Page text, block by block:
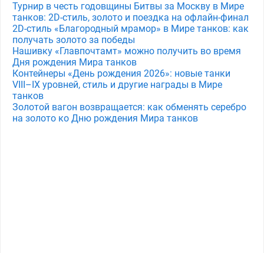
Турнир в честь годовщины Битвы за Москву в Мире
танков: 2D-стиль, золото и поездка на офлайн-финал
2D-стиль «Благородный мрамор» в Мире танков: как
получать золото за победы
Нашивку «Главпочтамт» можно получить во время
Дня рождения Мира танков
Контейнеры «День рождения 2026»: новые танки
VIII–IX уровней, стиль и другие награды в Мире
танков
Золотой вагон возвращается: как обменять серебро
на золото ко Дню рождения Мира танков